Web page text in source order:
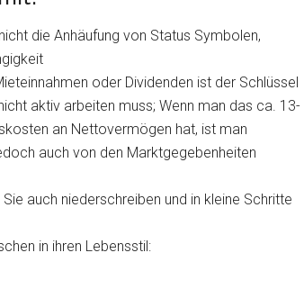
die Anhäufung von Status Symbolen,
oder Dividenden ist der Schlüssel
aktiv arbeiten muss; Wenn man das ca. 13-
an Nettovermögen hat, ist man
auch von den Marktgegebenheiten
auch niederschreiben und in kleine Schritte
in ihren Lebensstil: